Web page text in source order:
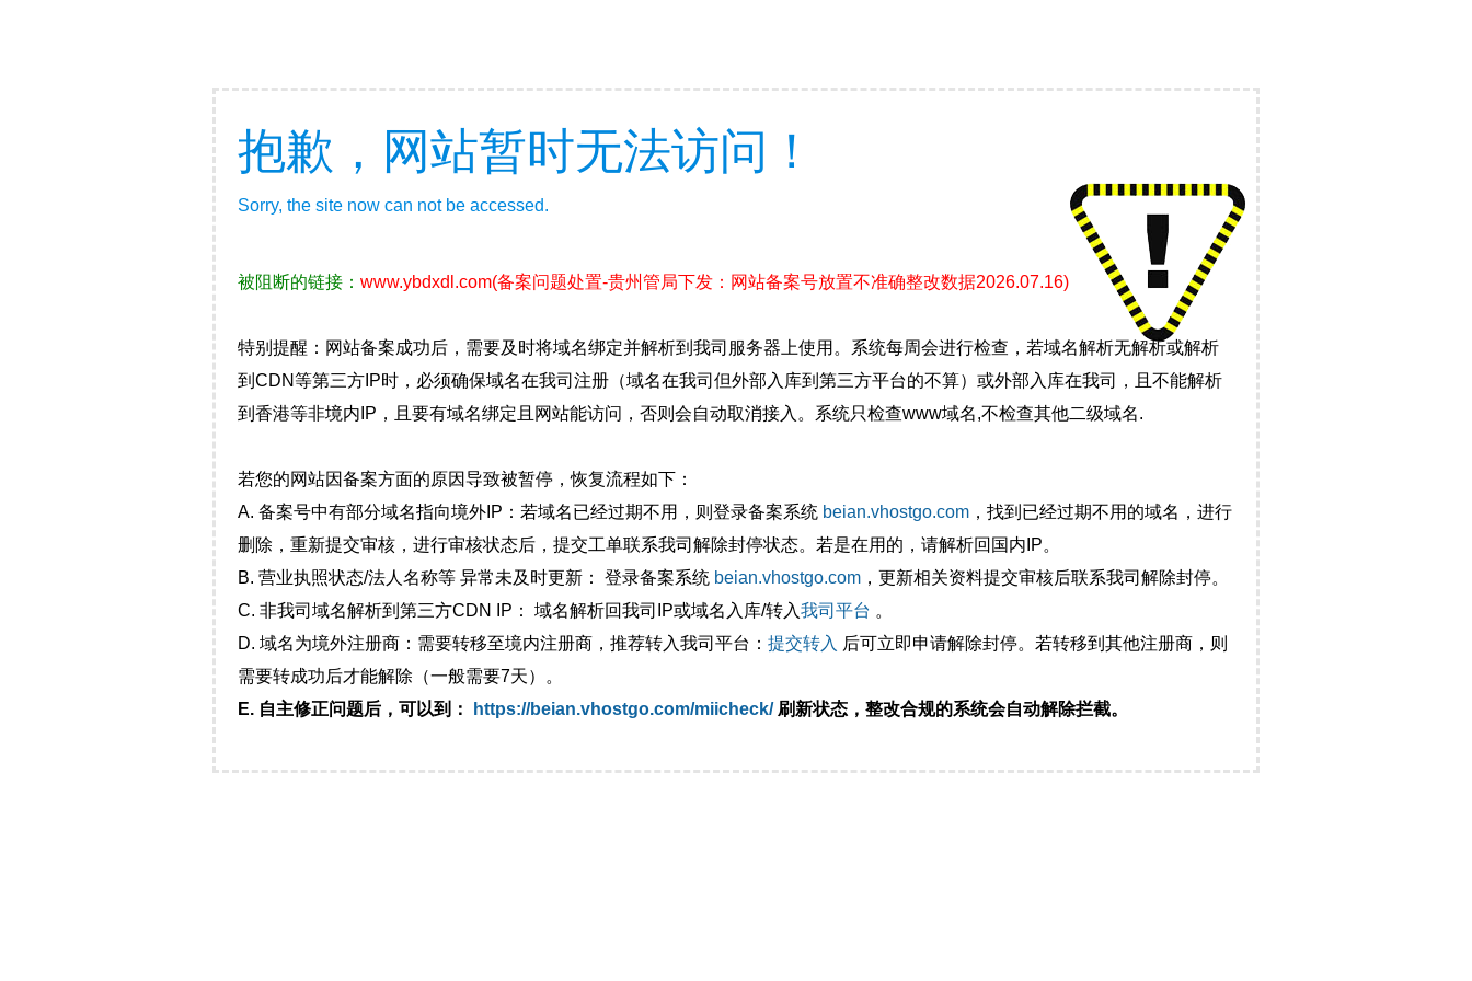
抱歉，网站暂时无法访问！
Sorry, the site now can not be accessed.
被阻断的链接： www.ybdxdl.com(备案问题处置-贵州管局下发：网站备案号放置不准确整改数据2026.07.16)
特别提醒：网站备案成功后，需要及时将域名绑定并解析到我司服务器上使用。系统每周会进行检查，若域名解析无解析或解析
到CDN等第三方IP时，必须确保域名在我司注册（域名在我司但外部入库到第三方平台的不算）或外部入库在我司，且不能解析
到香港等非境内IP，且要有域名绑定且网站能访问，否则会自动取消接入。系统只检查www域名,不检查其他二级域名.
若您的网站因备案方面的原因导致被暂停，恢复流程如下：
A. 备案号中有部分域名指向境外IP：若域名已经过期不用，则登录备案系统 beian.vhostgo.com ，找到已经过期不用的域名，进行
删除，重新提交审核，进行审核状态后，提交工单联系我司解除封停状态。若是在用的，请解析回国内IP。
B. 营业执照状态/法人名称等 异常未及时更新： 登录备案系统 beian.vhostgo.com ，更新相关资料提交审核后联系我司解除封停。
C. 非我司域名解析到第三方CDN IP： 域名解析回我司IP或域名入库/转入我司平台 。
D. 域名为境外注册商：需要转移至境内注册商，推荐转入我司平台： 提交转入 后可立即申请解除封停。若转移到其他注册商，则
需要转成功后才能解除（一般需要7天）。
E. 自主修正问题后，可以到：
https://beian.vhostgo.com/miicheck/刷新状态，整改合规的系统会自动解除拦截。